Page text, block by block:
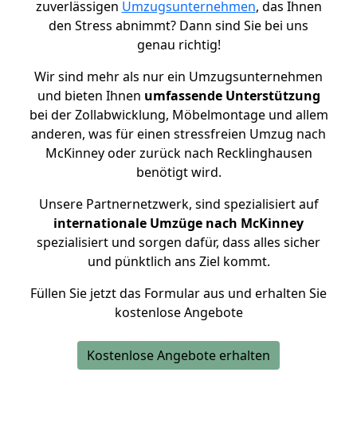
zuverlässigen Umzugsunternehmen, das Ihnen
den Stress abnimmt? Dann sind Sie bei uns
genau richtig!
Wir sind mehr als nur ein Umzugsunternehmen
und bieten Ihnen umfassende Unterstützung
bei der Zollabwicklung, Möbelmontage und allem
anderen, was für einen stressfreien Umzug nach
McKinney oder zurück nach Recklinghausen
benötigt wird.
Unsere Partnernetzwerk, sind spezialisiert auf
internationale Umzüge nach McKinney
spezialisiert und sorgen dafür, dass alles sicher
und pünktlich ans Ziel kommt.
Füllen Sie jetzt das Formular aus und erhalten Sie
kostenlose Angebote
Kostenlose Angebote erhalten